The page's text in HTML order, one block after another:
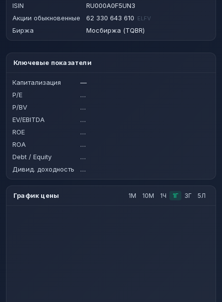
ISIN
RU000A0F5UN3
Акции обыкновенные
62 330 643 610 ELFV
Биржа Мосбиржа (TQBR)
Ключевые показатели
Капитализация
—
P/E
…
P/BV
…
EV/EBITDA
…
ROE
…
ROA
…
Debt / Equity
…
Дивид. доходность
…
График цены 1М 10М 1Ч 1Г 3Г 5Л